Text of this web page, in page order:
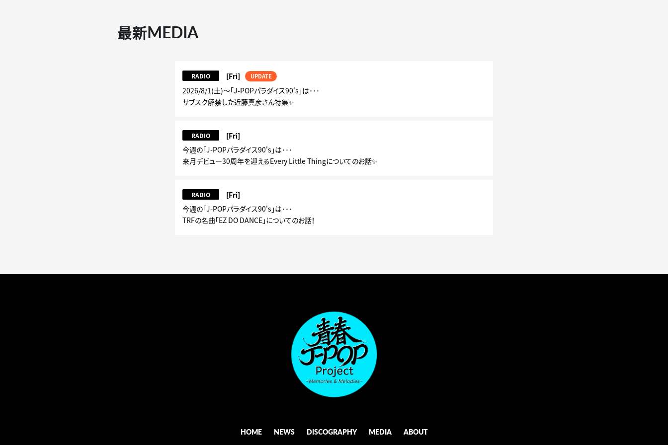
最新MEDIA
RADIO [Fri] UPDATE
2026/8/1(土)～「J-POPパラダイス90's」は･･･
サブスク解禁した近藤真彦さん特集✨
RADIO
[Fri]
今週の「J-POPパラダイス90's」は･･･
来月デビュー30周年を迎えるEvery Little Thingについてのお話✨
RADIO
[Fri]
今週の「J-POPパラダイス90's」は･･･
TRFの名曲「EZ DO DANCE」についてのお話！
HOME NEWS DISCOGRAPHY MEDIA ABOUT